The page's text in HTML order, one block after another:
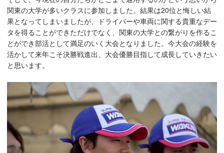
関東の大学が多いクラスに参加しました。結果は20位と悔しい結
果となってしまいましたが、ドライバーや車両に関する貴重なデー
タを得ることができただけでなく、関東の大学との繋がりを作るこ
とができ部活として満足のいく大会となりました。今大会の経験を
活かして来年こそ決勝戦進出、大会優勝目指して成長していきたい
と思います。